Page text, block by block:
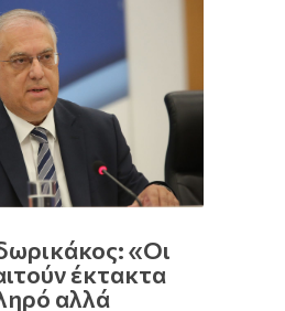
«Οι
έκτακτα
αλλά